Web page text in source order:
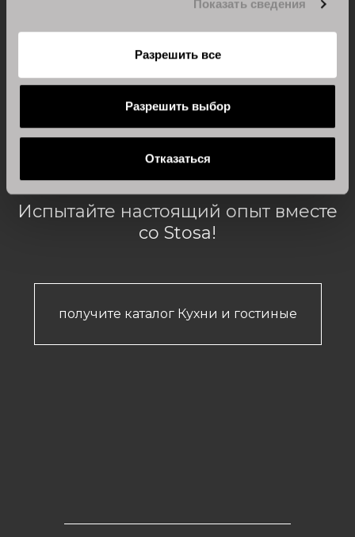
Показать сведения
Разрешить все
Разрешить выбор
Отказаться
Испытайте настоящий опыт вместе
со Stosa!
получите каталог Кухни и гостиные